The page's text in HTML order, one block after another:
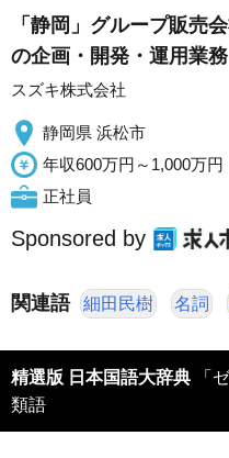
「静岡」グループ販売
の企画・開発・運用業務
スズキ株式会社
静岡県 浜松市
年収600万円～1,000万円
正社員
Sponsored by
関連語 細田民樹 名詞
精選版 日本国語大辞典 「
類語